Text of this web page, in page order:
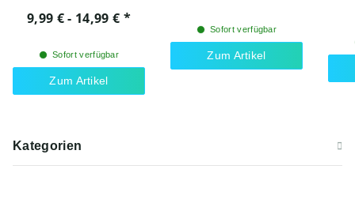
9,99 € - 14,99 € *
Sofort verfügbar
Zum Artikel
Sofort verfügbar
Zum Artikel
Kategorien